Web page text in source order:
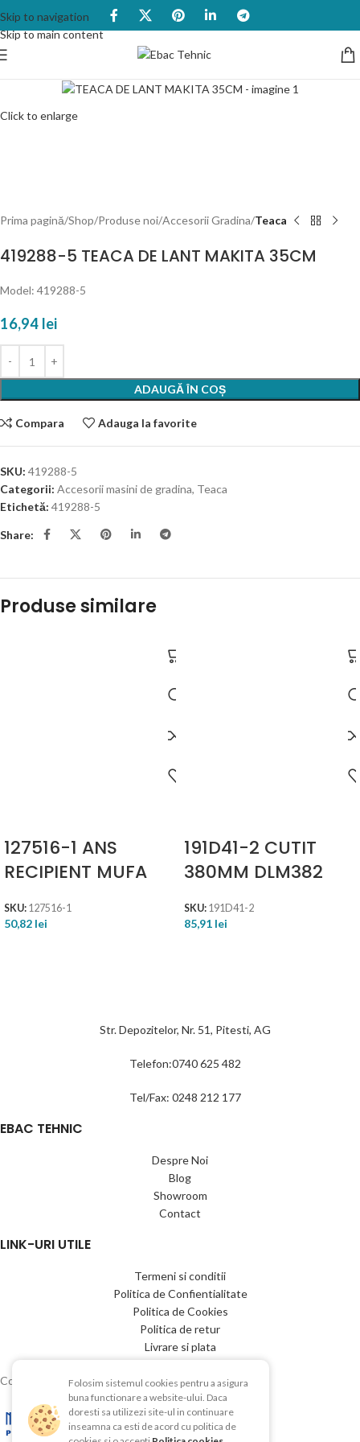
Skip to navigation
Skip to main content
Click to enlarge
Prima pagină Shop Produse noi Accesorii Gradina Teaca
419288-5 TEACA DE LANT MAKITA 35CM
Model: 419288-5
16,94 lei
ADAUGĂ ÎN COȘ
Compara Adauga la favorite
SKU: 419288-5
Categorii: Accesorii masini de gradina, Teaca
Etichetă: 419288-5
Share:
Produse similare
127516-1 ANS
RECIPIENT MUFA
SKU: 127516-1
50,82 lei
191D41-2 CUTIT
380MM DLM382
SKU: 191D41-2
85,91 lei
Str. Depozitelor, Nr. 51, Pitesti, AG
Telefon:0740 625 482
Tel/Fax: 0248 212 177
EBAC TEHNIC
Despre Noi
Blog
Showroom
Contact
LINK-URI UTILE
Termeni si conditii
Politica de Confientialitate
Politica de Cookies
Politica de retur
Livrare si plata
Copyright © 2015-2025 EBAC TEHNIC
Folosim sistemul cookies pentru a asigura
buna functionare a website-ului. Daca
doresti sa utilizezi site-ul in continuare
inseamna ca esti de acord cu politica de